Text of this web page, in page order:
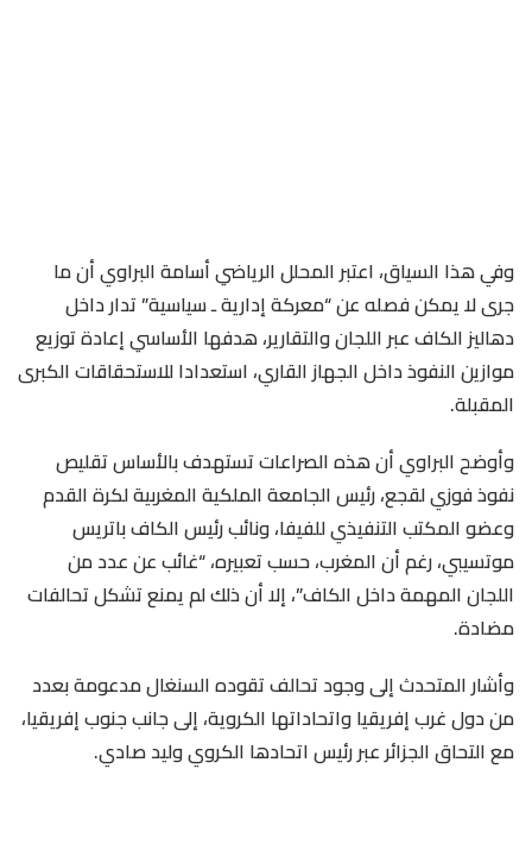
وفي هذا السياق، اعتبر المحلل الرياضي أسامة البراوي أن ما
جرى لا يمكن فصله عن “معركة إدارية ـ سياسية” تدار داخل
دهاليز الكاف عبر اللجان والتقارير، هدفها الأساسي إعادة توزيع
موازين النفوذ داخل الجهاز القاري، استعدادا للاستحقاقات الكبرى
المقبلة.
وأوضح البراوي أن هذه الصراعات تستهدف بالأساس تقليص
نفوذ فوزي لقجع، رئيس الجامعة الملكية المغربية لكرة القدم
وعضو المكتب التنفيذي للفيفا، ونائب رئيس الكاف باتريس
موتسيبي، رغم أن المغرب، حسب تعبيره، “غائب عن عدد من
اللجان المهمة داخل الكاف”، إلا أن ذلك لم يمنع تشكل تحالفات
مضادة.
وأشار المتحدث إلى وجود تحالف تقوده السنغال مدعومة بعدد
من دول غرب إفريقيا واتحاداتها الكروية، إلى جانب جنوب إفريقيا،
مع التحاق الجزائر عبر رئيس اتحادها الكروي وليد صادي.